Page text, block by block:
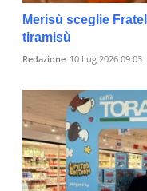
Merisù sceglie
tiramisù
Redazione 10 Lug 2026 09:03